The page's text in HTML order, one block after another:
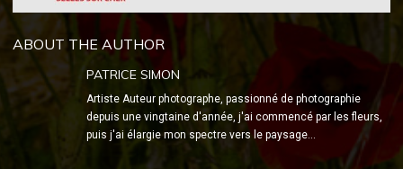
ABOUT THE AUTHOR
PATRICE SIMON
Artiste Auteur photographe, passionné de photographie
depuis une vingtaine d'année, j'ai commencé par les fleurs,
puis j'ai élargie mon spectre vers le paysage...